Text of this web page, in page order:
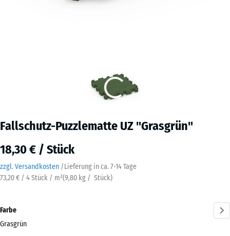
Fallschutz-Puzzlematte UZ "Grasgrün"
18,30 € / Stück
zzgl. Versandkosten /Lieferung in ca. 7-14 Tage
73,20 € / 4 Stück / m²(9,80 kg / Stück)
Farbe
Grasgrün